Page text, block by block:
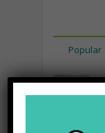
Popular